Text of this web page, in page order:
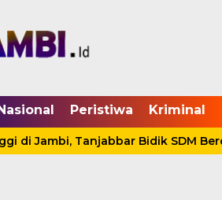
Peristiwa Kriminal
Jambi, Tanjabbar Bidik SDM